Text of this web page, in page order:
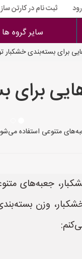
ثبت نام در کارتن
سایر گروه ها
برای بسته‌بندی
برای
متنوعی استفاده
جعبه‌های
وزن